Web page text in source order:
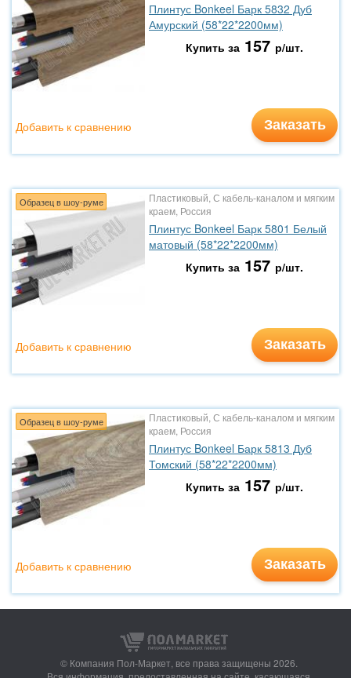
Плинтус Bonkeel Барк 5832 Дуб
Амурский (58*22*2200мм)
Купить за 157 р/шт.
Заказать
Добавить к сравнению
Образец в шоу-руме
Пластиковый, С кабель-каналом и мягким
краем, Россия
Плинтус Bonkeel Барк 5801 Белый
матовый (58*22*2200мм)
Купить за 157 р/шт.
Заказать
Добавить к сравнению
Образец в шоу-руме
Пластиковый, С кабель-каналом и мягким
краем, Россия
Плинтус Bonkeel Барк 5813 Дуб
Томский (58*22*2200мм)
Купить за 157 р/шт.
Заказать
Добавить к сравнению
© Компания Пол-Маркет, все права защищены 2026.